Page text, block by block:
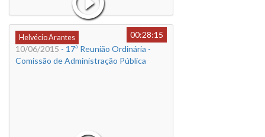
Helvécio Arantes
00:28:15
10/06/2015 - 17ª Reunião Ordinária -
Comissão de Administração Pública